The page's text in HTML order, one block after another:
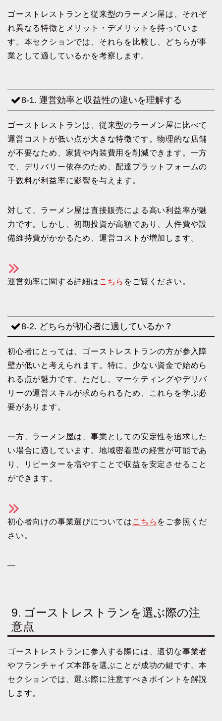
ゴーストレストランと従来型のラーメン屋は、それぞ
れ異なる特徴とメリット・デメリットを持っていま
す。本セクションでは、それらを比較し、どちらが事
業として適しているかを考察します。
8-1. 運営効率と収益性の違いを理解する
ゴーストレストランは、従来型のラーメン屋に比べて
運営コストが低い点が大きな特徴です。物理的な店舗
が不要なため、家賃や内装費用を削減できます。一方
で、デリバリー依存のため、配達プラットフォームの
手数料が利益率に影響を与えます。
対して、ラーメン屋は直接販売による高い利益率が魅
力です。しかし、初期投資が高額であり、人件費や設
備維持費がかかるため、運営コストが増加します。
運営効率に関する詳細は こちら をご覧ください。
8-2. どちらが初心者に適しているか？
初心者にとっては、ゴーストレストランの方が参入障
壁が低いと考えられます。特に、少ない資金で始めら
れる点が魅力です。ただし、マーケティングやデリバ
リーの運営スキルが求められるため、これらを学ぶ必
要があります。
一方、ラーメン屋は、事業としての安定性を追求した
い場合に適しています。地域密着型の経営が可能であ
り、リピーターを増やすことで収益を安定させること
ができます。
初心者向けの事業選びについては こちら をご参照くだ
さい。
—
9. ゴーストレストランを選ぶ際の注
意点
ゴーストレストランに参入する際には、適切な事業者
やフランチャイズ本部を選ぶことが成功の鍵です。本
セクションでは、選ぶ際に注意すべきポイントを解説
します。